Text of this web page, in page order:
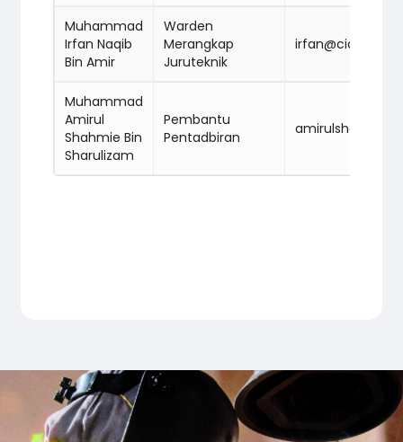
Muhammad
Irfan Naqib
Bin Amir
Warden
Merangkap
Juruteknik
Muhammad
Amirul
Shahmie Bin
Sharulizam
Pembantu
Pentadbiran